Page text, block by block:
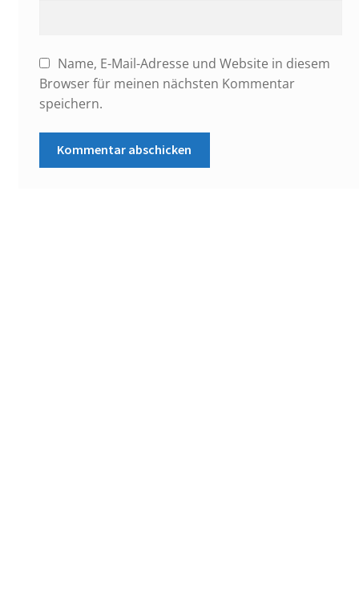
Name, E-Mail-Adresse und Website in diesem
Browser für meinen nächsten Kommentar
speichern.